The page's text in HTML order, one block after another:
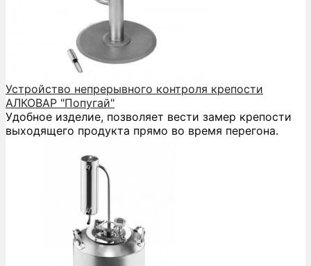
Устройство непрерывного контроля крепости
АЛКОВАР "Попугай"
Удобное изделие, позволяет вести замер крепости
выходящего продукта прямо во время перегона.